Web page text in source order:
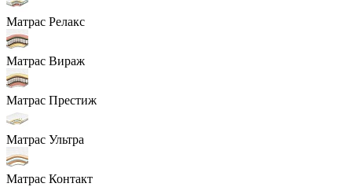
Матрас Релакс
Матрас Вираж
Матрас Престиж
Матрас Ультра
Матрас Контакт